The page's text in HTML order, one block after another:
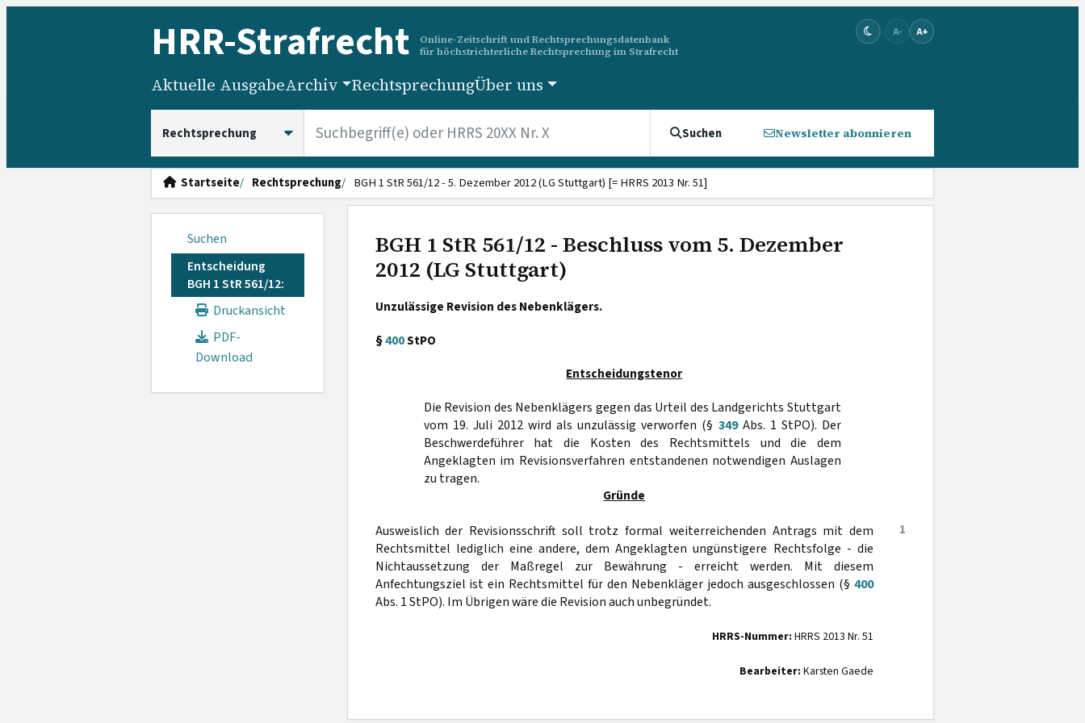
HRR-Strafrecht
Online-Zeitschrift und Rechtsprechungsdatenbank
für höchstrichterliche Rechtsprechung im Strafrecht
A- A+
Aktuelle AusgabeArchiv RechtsprechungÜber uns
Suchen Newsletter abonnieren
Startseite Rechtsprechung BGH 1 StR 561/12 - 5. Dezember 2012 (LG Stuttgart) [= HRRS 2013 Nr. 51]
Suchen
Entscheidung
BGH 1 StR 561/12:
Druckansicht
PDF-
Download
BGH 1 StR 561/12 - Beschluss vom 5. Dezember
2012 (LG Stuttgart)
Unzulässige Revision des Nebenklägers.
§400StPO
Entscheidungstenor
Die Revision des Nebenklägers gegen das Urteil des Landgerichts Stuttgart
vom 19. Juli 2012 wird als unzulässig verworfen (§ 349Abs. 1 StPO). Der
Beschwerdeführer hat die Kosten des Rechtsmittels und die dem
Angeklagten im Revisionsverfahren entstandenen notwendigen Auslagen
zu tragen.
Gründe
1
Ausweislich der Revisionsschrift soll trotz formal weiterreichenden Antrags mit dem
Rechtsmittel lediglich eine andere, dem Angeklagten ungünstigere Rechtsfolge - die
Nichtaussetzung der Maßregel zur Bewährung - erreicht werden. Mit diesem
Anfechtungsziel ist ein Rechtsmittel für den Nebenkläger jedoch ausgeschlossen (§ 400
Abs. 1 StPO). Im Übrigen wäre die Revision auch unbegründet.
HRRS-Nummer: HRRS 2013 Nr. 51
Bearbeiter: Karsten Gaede